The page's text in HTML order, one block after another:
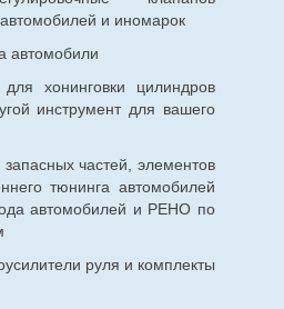
и иномарок
автомобили
хонинговки цилиндров
инструмент для вашего
частей, элементов
тюнинга автомобилей
автомобилей и РЕНО по
руля и комплекты